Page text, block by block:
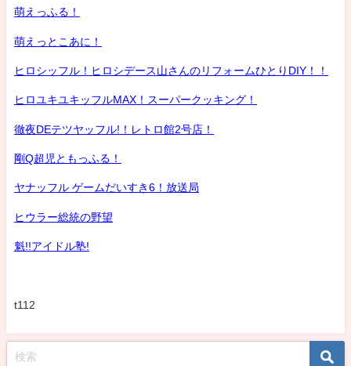
萌えっふる！
萌えっとこあに！
ヒロシッフル！ヒロシデース山さんのリフォームひとりDIY！！
ヒロユキユキッフルMAX！スーパークッキング！
徹夜DEテツヤッフル!！レトロ館2号店！
剛Q超児ともっふる！
ヤナッフル ゲームだいすき6！放送局
ヒウラー総統の野望
魁!!アイドル塾!
t112